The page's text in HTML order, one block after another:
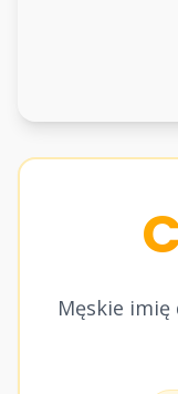
Męskie imię